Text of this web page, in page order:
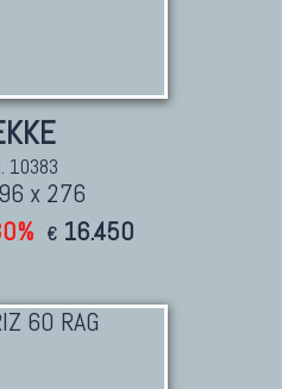
10383
x 276
€ 16.450